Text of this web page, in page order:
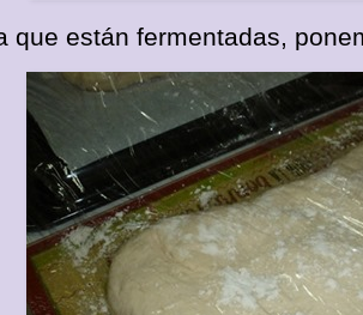
que están fermentadas,